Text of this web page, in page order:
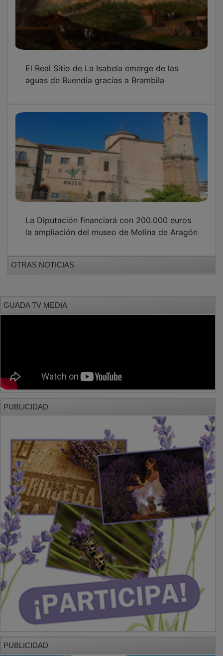
La Diputación financiará con 200.000 euros
la ampliación del museo de Molina de Aragón
OTRAS NOTICIAS
PUBLICIDAD